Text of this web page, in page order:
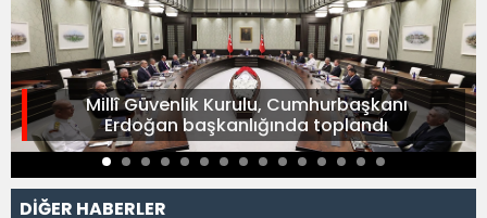
Millî Güvenlik Kurulu, Cumhurbaşkanı
Erdoğan başkanlığında toplandı
DİĞER HABERLER